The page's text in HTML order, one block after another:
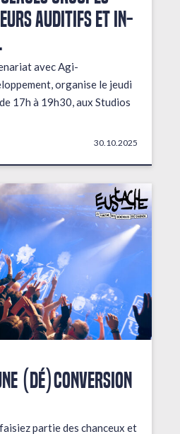
auditifs et in-
avec Agi-
organise le jeudi
17h à 19h30, aux Studios
30.10.2025
(dé)conversion
partie des chanceux et